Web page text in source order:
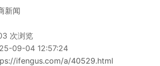
新闻
次浏览
09-04 12:57:24
ifengus.com/a/40529.html